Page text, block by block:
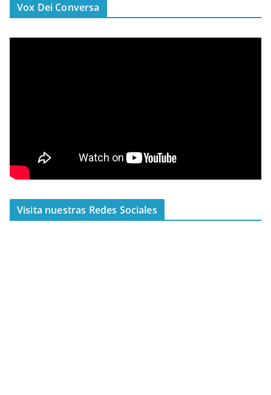
Vox Dei Conversa
Visita nuestras Redes Sociales